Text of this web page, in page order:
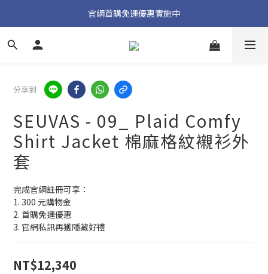
加入官方 LINE 獲取隱藏好禮
官網首購免運優惠實施中
加入官方 LINE 獲取隱藏好禮
分享到
SEUVAS - 09_ Plaid Comfy
Shirt Jacket 棉麻格紋襯衫外
套
完成官網註冊可享：
1. 300 元購物金
2. 首購免運優惠
3. 官網私訊再獲隱藏好禮
NT$12,340